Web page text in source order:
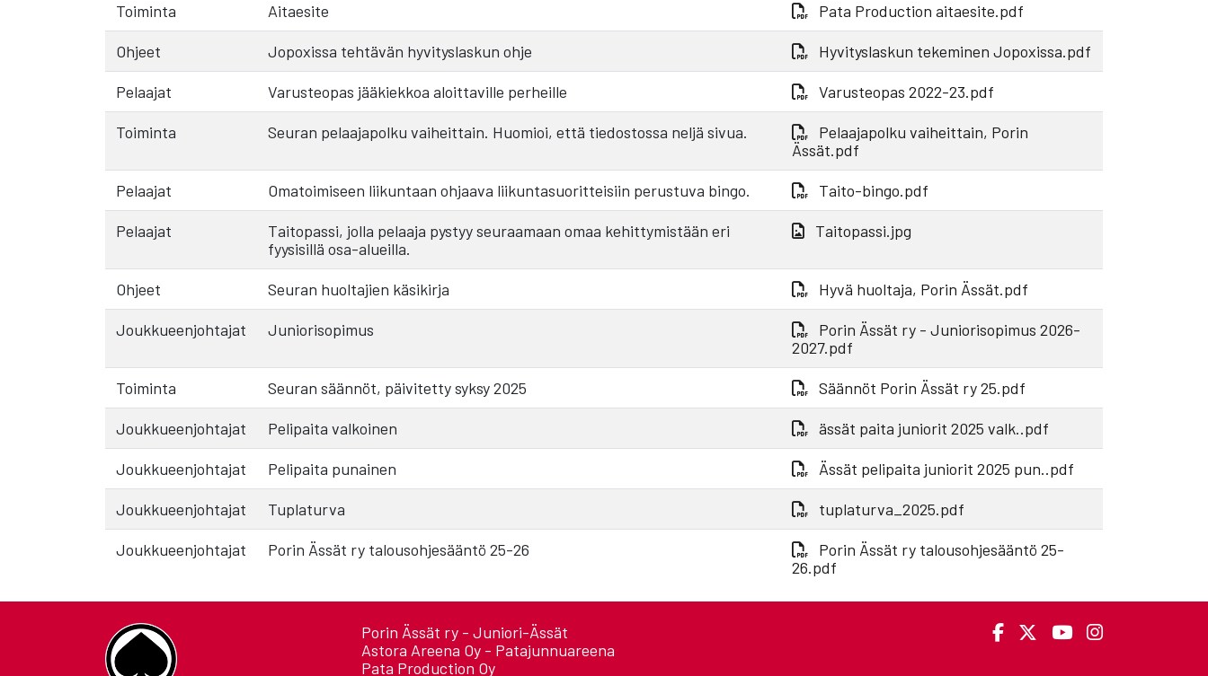
Toiminta Aitaesite Pata Production aitaesite.pdf
Ohjeet Jopoxissa tehtävän hyvityslaskun ohje Hyvityslaskun tekeminen Jopoxissa.pdf
Pelaajat Varusteopas jääkiekkoa aloittaville perheille Varusteopas 2022-23.pdf
Toiminta Seuran pelaajapolku vaiheittain. Huomioi, että tiedostossa neljä sivua.
Pelaajapolku vaiheittain, Porin
Ässät.pdf
Pelaajat Omatoimiseen liikuntaan ohjaava liikuntasuoritteisiin perustuva bingo. Taito-bingo.pdf
Pelaajat
Taitopassi, jolla pelaaja pystyy seuraamaan omaa kehittymistään eri
fyysisillä osa-alueilla.
Taitopassi.jpg
Ohjeet Seuran huoltajien käsikirja Hyvä huoltaja, Porin Ässät.pdf
Joukkueenjohtajat Juniorisopimus
Porin Ässät ry - Juniorisopimus 2026-
2027.pdf
Toiminta Seuran säännöt, päivitetty syksy 2025 Säännöt Porin Ässät ry 25.pdf
Joukkueenjohtajat Pelipaita valkoinen ässät paita juniorit 2025 valk..pdf
Joukkueenjohtajat Pelipaita punainen Ässät pelipaita juniorit 2025 pun..pdf
Joukkueenjohtajat Tuplaturva tuplaturva_2025.pdf
Joukkueenjohtajat Porin Ässät ry talousohjesääntö 25-26
Porin Ässät ry talousohjesääntö 25-
26.pdf
Porin Ässät ry - Juniori-Ässät
Astora Areena Oy - Patajunnuareena
Pata Production Oy